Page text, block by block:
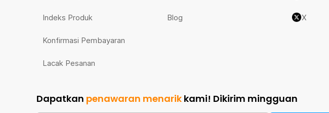
Indeks Produk
Konfirmasi Pembayaran
Lacak Pesanan
Blog X
Dapatkan penawaran menarik kami! Dikirim mingguan